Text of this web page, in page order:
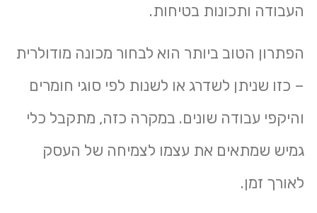
העבודה ותכונות בטיחות.
הפתרון הטוב ביותר הוא לבחור מכונה מודולרית
– כזו שניתן לשדרג או לשנות לפי סוגי חומרים
והיקפי עבודה שונים. במקרה כזה, מתקבל כלי
גמיש שמתאים את עצמו לצמיחה של העסק
לאורך זמן.